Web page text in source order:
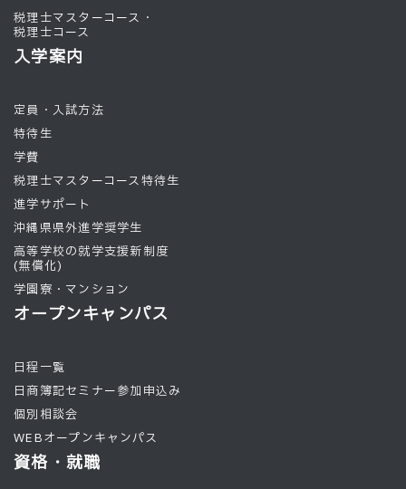
税理士マスターコース・
税理士コース
入学案内
定員・入試方法
特待生
学費
税理士マスターコース特待生
進学サポート
沖縄県県外進学奨学生
高等学校の就学支援新制度
(無償化)
学園寮・マンション
オープンキャンパス
日程一覧
日商簿記セミナー参加申込み
個別相談会
WEBオープンキャンパス
資格・就職